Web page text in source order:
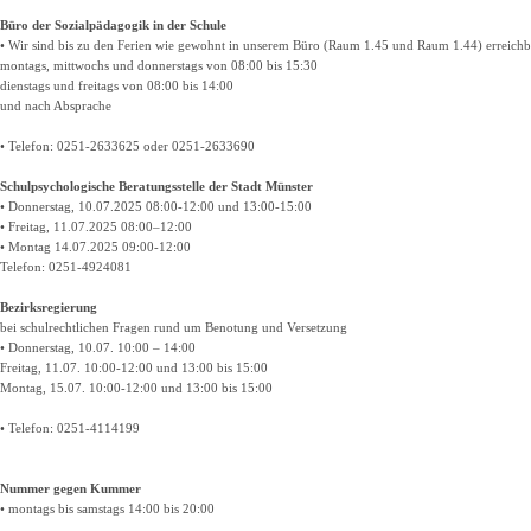
Büro der Sozialpädagogik in der Schule
• Wir sind bis zu den Ferien wie gewohnt in unserem Büro (Raum 1.45 und Raum 1.44)
montags, mittwochs und donnerstags von 08:00 bis 15:30
dienstags und freitags von 08:00 bis 14:00
und nach Absprache
• Telefon: 0251-2633625 oder 0251-2633690
Schulpsychologische Beratungsstelle der Stadt Münster
• Donnerstag, 10.07.2025 08:00-12:00 und 13:00-15:00
• Freitag, 11.07.2025 08:00–12:00
• Montag 14.07.2025 09:00-12:00
Telefon: 0251-4924081
Bezirksregierung
bei schulrechtlichen Fragen rund um Benotung und Versetzung
• Donnerstag, 10.07. 10:00 – 14:00
Freitag, 11.07. 10:00-12:00 und 13:00 bis 15:00
Montag, 15.07. 10:00-12:00 und 13:00 bis 15:00
• Telefon: 0251-4114199
Nummer gegen Kummer
• montags bis samstags 14:00 bis 20:00